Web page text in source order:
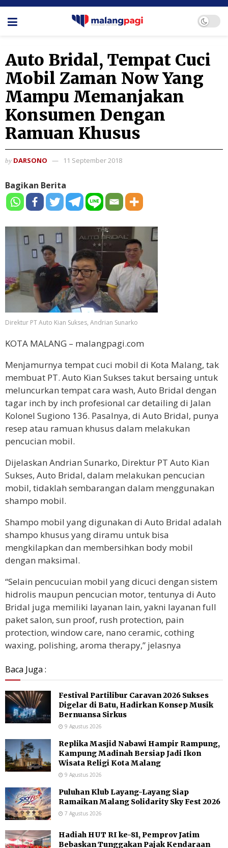
Auto Bridal, Tempat Cuci
Mobil Zaman Now Yang
Mampu Memanjakan
Konsumen Dengan
Ramuan Khusus
by DARSONO 11 September 2018
Bagikan Berita
Direktur PT Auto Kian Sukses, Andrian Sunarko
KOTA MALANG – malangpagi.com
Menjamurnya tempat cuci mobil di Kota Malang, tak
membuat PT. Auto Kian Sukses takut bersaing untuk
meluncurkan tempat cara wash, Auto Bridal dengan
tagar inch by inch profesional car detailing di Jalan
Kolonel Sugiono 136. Pasalnya, di Auto Bridal, punya
resep atau ramuan khusus dalam melakukan
pencucian mobil.
Dijelaskan Andrian Sunarko, Direktur PT Auto Kian
Sukses, Auto Bridal, dalam melakukan pencucian
mobil, tidaklah sembarangan dalam menggunakan
shampo mobil.
Shampo mobil yang digunakan di Auto Bridal adalah
shampo khusus yang diramu untuk bisa
mengkilapkan dan membersihkan body mobil
dengan maksimal.
“Selain pencucuian mobil yang dicuci dengan sistem
hidrolis maupun pencucian motor, tentunya di Auto
Bridal juga memiliki layanan lain, yakni layanan full
paket salon, sun proof, rush protection, pain
protection, window care, nano ceramic, cothing
waxing, polishing, aroma therapy,” jelasnya
Baca Juga :
Festival Partilibur Caravan 2026 Sukses
Digelar di Batu, Hadirkan Konsep Musik
Bernuansa Sirkus
9 Agustus 2026
Replika Masjid Nabawi Hampir Rampung,
Kampung Madinah Bersiap Jadi Ikon
Wisata Religi Kota Malang
9 Agustus 2026
Puluhan Klub Layang-Layang Siap
Ramaikan Malang Solidarity Sky Fest 2026
7 Agustus 2026
Hadiah HUT RI ke-81, Pemprov Jatim
Bebaskan Tunggakan Pajak Kendaraan